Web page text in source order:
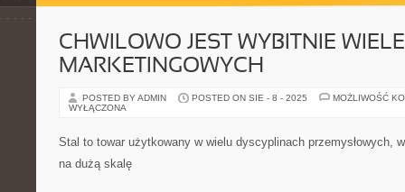
CHWILOWO JEST WYBITNIE
MARKETINGOWYCH
POSTED BY ADMIN POSTED ON SIE - 8 - 2025
MOŻLIWOŚĆ
WYŁĄCZONA
Stal to towar użytkowany w wielu dyscyplinach przemysłowych,
na dużą skalę